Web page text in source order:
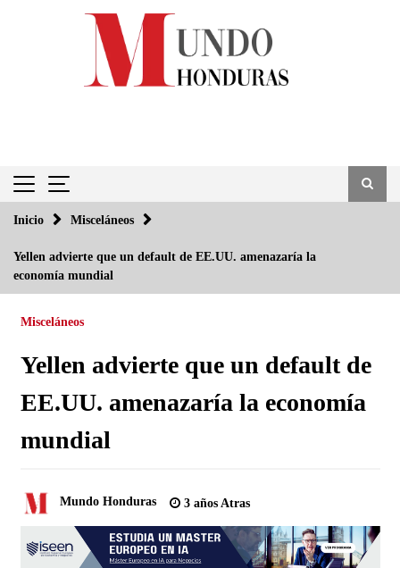
Inicio Misceláneos
Yellen advierte que un default de EE.UU. amenazaría la
economía mundial
Misceláneos
Yellen advierte que un default de
EE.UU. amenazaría la economía
mundial
Mundo Honduras 3 años Atras